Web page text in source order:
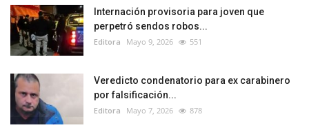
Internación provisoria para joven que
perpetró sendos robos...
Editora Mayo 9, 2026 551
Veredicto condenatorio para ex carabinero
por falsificación...
Editora Mayo 7, 2026 878